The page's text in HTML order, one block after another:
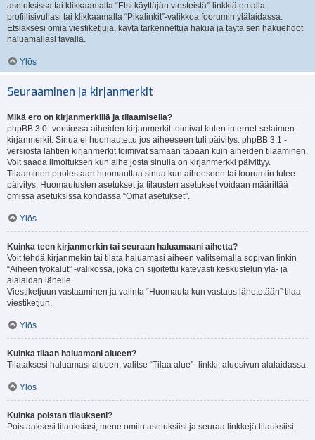
asetuksissa tai klikkaamalla “Etsi käyttäjän viesteistä”-linkkiä omalla
profiilisivullasi tai klikkaamalla “Pikalinkit”-valikkoa foorumin ylälaidassa.
Etsiäksesi omia viestiketjuja, käytä tarkennettua hakua ja täytä sen hakuehdot
haluamallasi tavalla.
Ylös
Seuraaminen ja kirjanmerkit
Mikä ero on kirjanmerkillä ja tilaamisella?
phpBB 3.0 -versiossa aiheiden kirjanmerkit toimivat kuten internet-selaimen
kirjanmerkit. Sinua ei huomautettu jos aiheeseen tuli päivitys. phpBB 3.1 -
versiosta lähtien kirjanmerkit toimivat samaan tapaan kuin aiheiden tilaaminen.
Voit saada ilmoituksen kun aihe josta sinulla on kirjanmerkki päivittyy.
Tilaaminen puolestaan huomauttaa sinua kun aiheeseen tai foorumiin tulee
päivitys. Huomautusten asetukset ja tilausten asetukset voidaan määrittää
omissa asetuksissa kohdassa “Omat asetukset”.
Ylös
Kuinka teen kirjanmerkin tai seuraan haluamaani aihetta?
Voit tehdä kirjanmekin tai tilata haluamasi aiheen valitsemalla sopivan linkin
“Aiheen työkalut” -valikossa, joka on sijoitettu kätevästi keskustelun ylä- ja
alalaidan lähelle.
Viestiketjuun vastaaminen ja valinta “Huomauta kun vastaus lähetetään” tilaa
viestiketjun.
Ylös
Kuinka tilaan haluamani alueen?
Tilataksesi haluamasi alueen, valitse “Tilaa alue” -linkki, aluesivun alalaidassa.
Ylös
Kuinka poistan tilaukseni?
Poistaaksesi tilauksiasi, mene omiin asetuksiisi ja seuraa linkkejä tilauksiisi.